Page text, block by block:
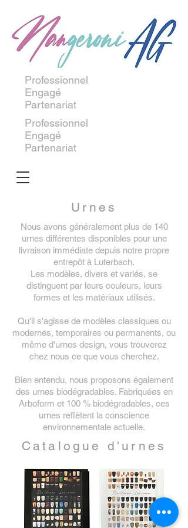
Professionnel
Engagé
Partenariat
Professionnel
Engagé
Partenariat
Urnes
Nous avons généralement plus de 140
urnes différentes disponibles pour une
livraison immédiate depuis notre propre
entrepôt à Luterbach.
Les modèles, divers et variés, se
distinguent par leurs couleurs, leurs
formes et les matériaux utilisés.
Qu'il s'agisse de modèles classiques ou
modernes, temporaires ou permanents, ou
même d'urnes design, vous trouverez
chez nous ce que vous cherchez.
Bien entendu, nous proposons également
des urnes biodégradables. Fabriquées en
Arboform et 100 % biodégradables, ces
urnes reflètent la conscience
environnementale actuelle.
Catalogue d'urnes